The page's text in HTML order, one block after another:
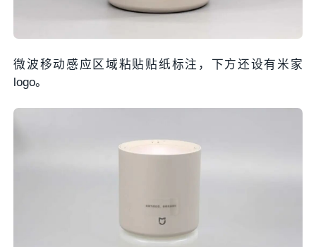
微波移动感应区域粘贴贴纸标注，下方还设有米家
logo。